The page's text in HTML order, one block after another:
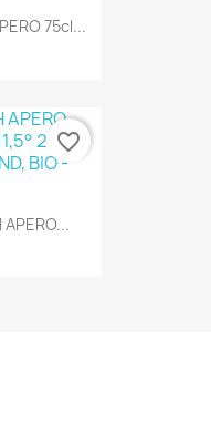
75cl...
APERO...
favorite_border